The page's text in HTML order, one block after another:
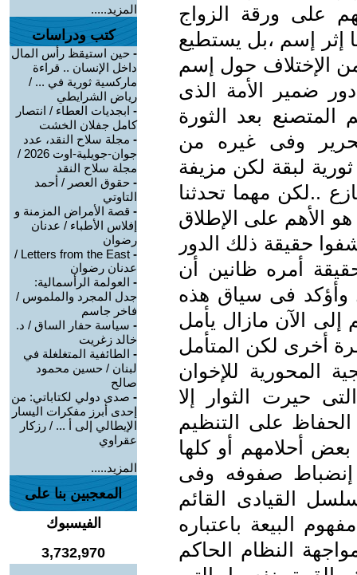
على ورقة الزواج
إثر إسم ،بل يستطيع
الإختلاف حول إسم
ضمير الأمة الذى
المتصنع بعد الثورة
وفى غيره من
لبقة لكن مزيفة
..لكن مهما تحدثنا
الأهم على الإطلاق
حقيقة ذلك الدور
أمره ظانين أن
وأؤكد فى سياق هذه
الآن مازال يأمل
أخرى لكن المتأمل
المحورية للإخوان
حيرت الثوار إلا
على التنظيم
أحلامهم أو كلها
إنضباط صفوفه وفى
القيادى القائم
البيعة باعتباره
النظام الحاكم
المزيد.....
كتب ودراسات
- حين استيقظ رأس المال
داخل الإنسان .. قراءة
ماركسية ثورية في ... /
رياض الشرايطي
- ابجديات العطاء / انتصار
كامل جفلان الخشت
- مجلة سلاح النقد، عدد
جوان-جويلية-اوت 2026 /
مجلة سلاح النقد
- حقوق العصر / أحمد
التاوتي
- قصة الأمراض المزمنة و
إفلاس الأطباء / عدنان
رضوان
-
Letters from the East /
عدنان رضوان
- العولمة الرأسمالية:
جدل المجرد والملموس /
فاخر جاسم
- سياسة حفار الساق / د.
خالد زغريت
- الطائفية المتغلغلة في
لبنان / حسين محمود
صالح
- صدى دولي لكتاباتي: من
إحدى أبرز مفكرات اليسار
الإيطالي إلى أ ... / رزكار
عقراوي
المزيد.....
المعجبين بنا على
الفيسبوك
3,732,970